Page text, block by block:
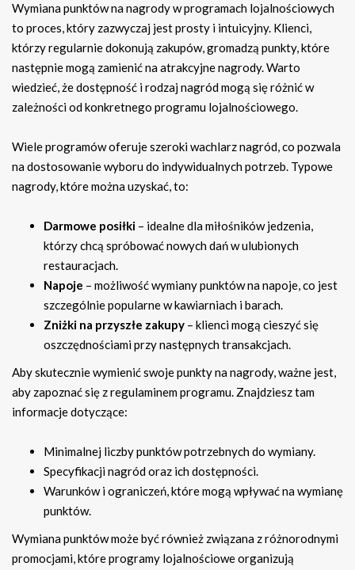
Wymiana punktów na nagrody w programach lojalnościowych
to proces, który zazwyczaj jest prosty i intuicyjny. Klienci,
którzy regularnie dokonują zakupów, gromadzą punkty, które
następnie mogą zamienić na atrakcyjne nagrody. Warto
wiedzieć, że dostępność i rodzaj nagród mogą się różnić w
zależności od konkretnego programu lojalnościowego.
Wiele programów oferuje szeroki wachlarz nagród, co pozwala
na dostosowanie wyboru do indywidualnych potrzeb. Typowe
nagrody, które można uzyskać, to:
Darmowe posiłki – idealne dla miłośników jedzenia,
którzy chcą spróbować nowych dań w ulubionych
restauracjach.
Napoje – możliwość wymiany punktów na napoje, co jest
szczególnie popularne w kawiarniach i barach.
Zniżki na przyszłe zakupy – klienci mogą cieszyć się
oszczędnościami przy następnych transakcjach.
Aby skutecznie wymienić swoje punkty na nagrody, ważne jest,
aby zapoznać się z regulaminem programu. Znajdziesz tam
informacje dotyczące:
Minimalnej liczby punktów potrzebnych do wymiany.
Specyfikacji nagród oraz ich dostępności.
Warunków i ograniczeń, które mogą wpływać na wymianę
punktów.
Wymiana punktów może być również związana z różnorodnymi
promocjami, które programy lojalnościowe organizują